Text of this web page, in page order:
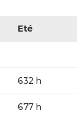
Eté
632 h
677 h